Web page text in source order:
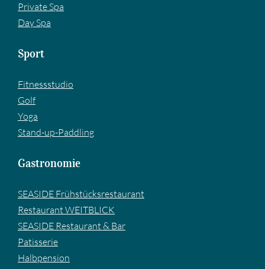
Private Spa
Day Spa
Sport
Fitnessstudio
Golf
Yoga
Stand-up-Paddling
Gastronomie
SEASIDE Frühstücksrestaurant
Restaurant WEITBLICK
SEASIDE Restaurant & Bar
Pa­tis­se­rie
Halbpension